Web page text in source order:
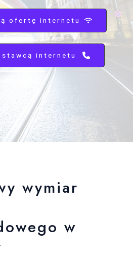
ofertę internetu
internetu
wymiar
w